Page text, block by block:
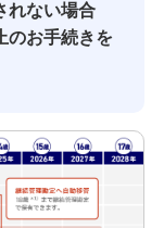
れない場合
のお手続きを